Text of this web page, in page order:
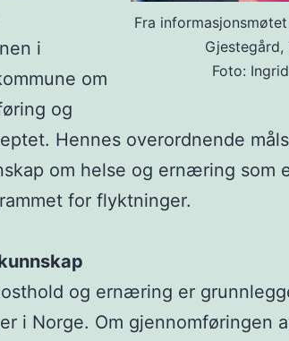
Fra
Gjestegård,
Foto:
i
om
og
Hennes overordnende
om helse og ernæring som
for flyktninger.
og ernæring er
i Norge. Om gjennomføringen